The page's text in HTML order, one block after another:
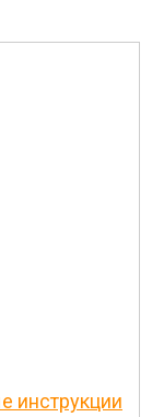
инструкции